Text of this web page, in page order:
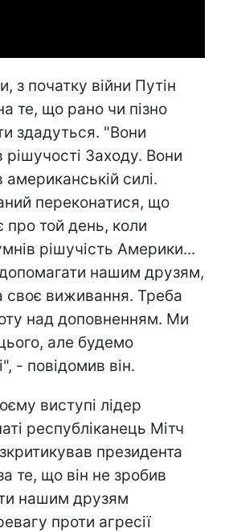
з початку війни Путін
те, що рано чи пізно
здадуться. "Вони
Заходу. Вони
силі.
переконатися, що
про той день, коли
рішучість Америки...
допомагати нашим друзям,
своє виживання. Треба
над доповненням. Ми
але будемо
- повідомив він.
виступі лідер
республіканець Мітч
президента
те, що він не зробив
нашим друзям
проти агресії